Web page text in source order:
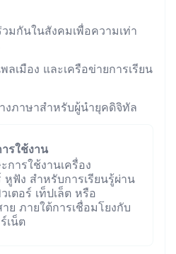
มกันในสังคมเพื่อความเท่า
ลเมือง และเครือข่ายการเรียน
ภาษาสำหรับผู้นำยุคดิจิทัล
รใช้งาน
การใช้งานเครื่อง
หูฟัง สำหรับการเรียนรู้ผ่าน
เตอร์ เท็ปเล็ต หรือ
ย ภายใต้การเชื่อมโยงกับ
เน็ต